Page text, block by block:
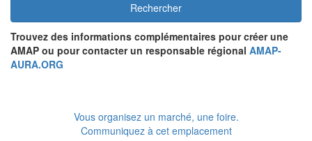
Rechercher
Trouvez des informations complémentaires pour créer une
AMAP ou pour contacter un responsable régional AMAP-
AURA.ORG
Vous organisez un marché, une foire.
Communiquez à cet emplacement